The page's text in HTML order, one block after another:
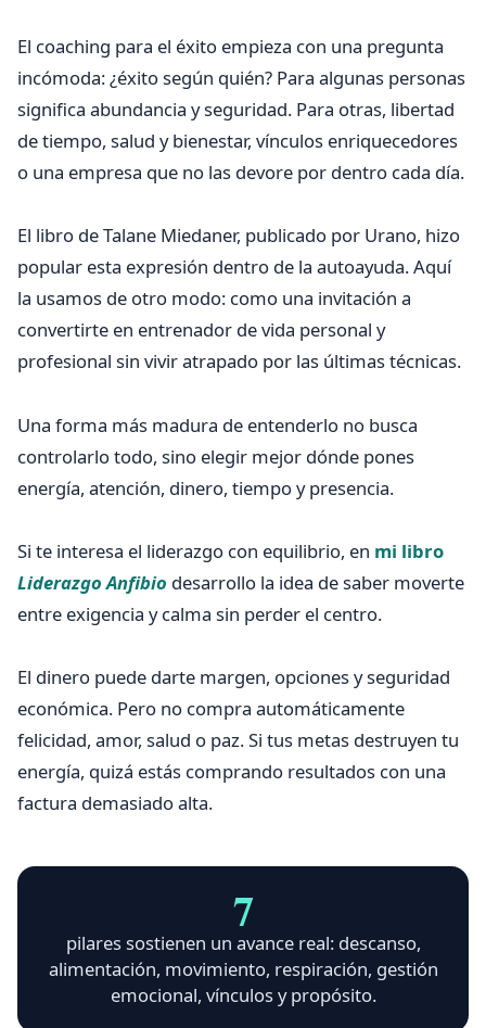
El coaching para el éxito empieza con una pregunta
incómoda: ¿éxito según quién? Para algunas personas
significa abundancia y seguridad. Para otras, libertad
de tiempo, salud y bienestar, vínculos enriquecedores
o una empresa que no las devore por dentro cada día.
El libro de Talane Miedaner, publicado por Urano, hizo
popular esta expresión dentro de la autoayuda. Aquí
la usamos de otro modo: como una invitación a
convertirte en entrenador de vida personal y
profesional sin vivir atrapado por las últimas técnicas.
Una forma más madura de entenderlo no busca
controlarlo todo, sino elegir mejor dónde pones
energía, atención, dinero, tiempo y presencia.
Si te interesa el liderazgo con equilibrio, en mi libro
Liderazgo Anfibio desarrollo la idea de saber moverte
entre exigencia y calma sin perder el centro.
El dinero puede darte margen, opciones y seguridad
económica. Pero no compra automáticamente
felicidad, amor, salud o paz. Si tus metas destruyen tu
energía, quizá estás comprando resultados con una
factura demasiado alta.
7
pilares sostienen un avance real: descanso,
alimentación, movimiento, respiración, gestión
emocional, vínculos y propósito.